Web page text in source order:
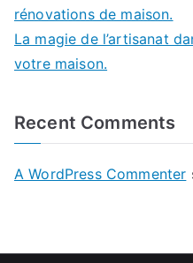
rénovations de maison.
La magie de l’artisanat
votre maison.
Recent Comments
A WordPress Commenter